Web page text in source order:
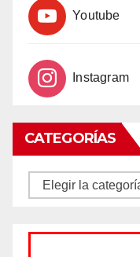
Youtube
Instagram
CATEGORÍAS
CATEGORÍAS